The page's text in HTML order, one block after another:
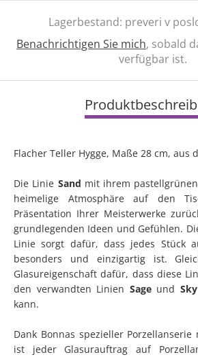
Lagerbestand: preveri v
Benachrichtigen Sie mich, sobald
verfügbar ist.
Flacher Teller Hygge, Maße 28 cm, aus
Die Linie Sand mit ihrem
heimelige Atmosphäre auf den
Präsentation Ihrer Meisterwerke
grundlegenden Ideen und Gefühlen.
Linie sorgt dafür, dass jedes Stück
besonders und einzigartig ist.
Glasureigenschaft dafür, dass diese
den verwandten Linien Sageund Sky
kann.
Dank Bonnas spezieller Porzellanserie
ist jeder Glasurauftrag auf